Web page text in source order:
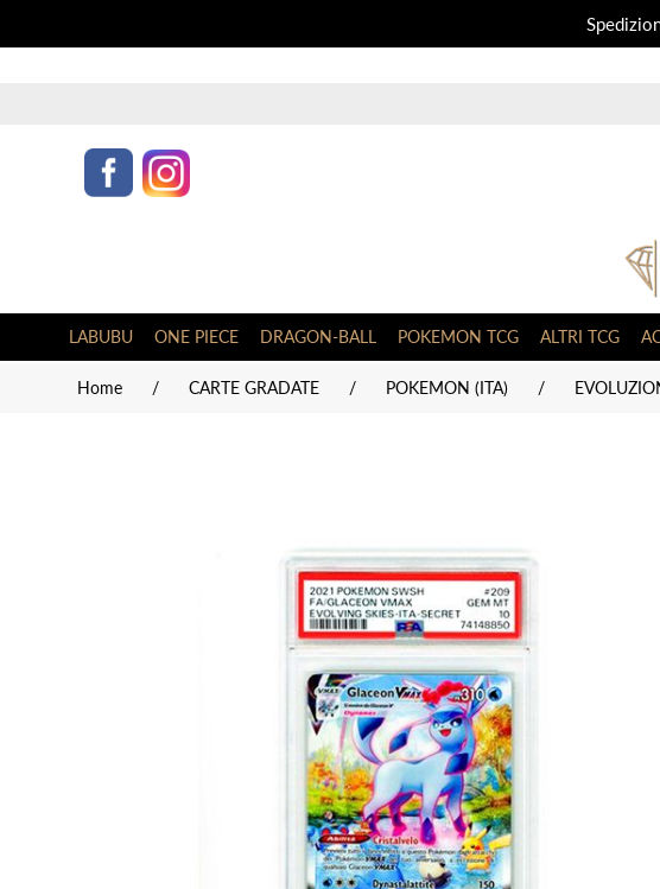
LABUBU ONE PIECE DRAGON-BALL POKEMON TCG ALTRI TCG
Home / CARTE GRADATE / POKEMON (ITA) /